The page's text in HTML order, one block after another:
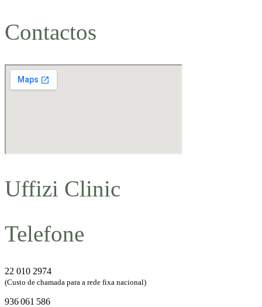
Contactos
Uffizi Clinic
Telefone
22 010 2974
(Custo de chamada para a rede fixa nacional)
936 061 586